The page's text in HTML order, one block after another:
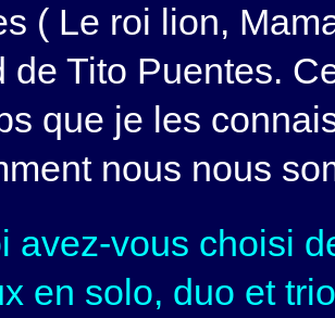
( Le roi lion,
de Tito Puentes.
que je les
nous nous
avez-vous choisi
en solo, duo et